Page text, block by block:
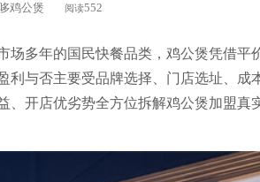
鸡公煲 阅读552
场多年的国民快餐品类，鸡公煲凭借平
利与否主要受品牌选择、门店选址、成
开店优劣势全方位拆解鸡公煲加盟真